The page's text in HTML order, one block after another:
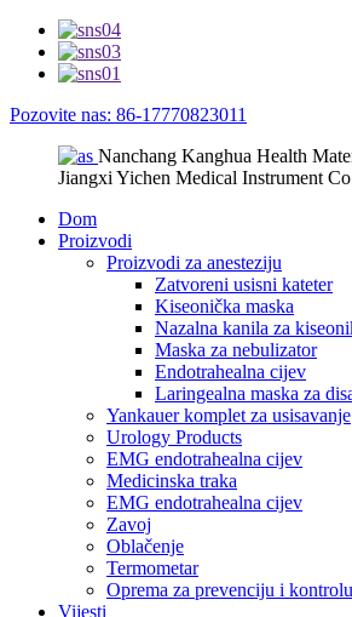
Pozovite nas: 86-17770823011
Nanchang Kanghua Health
Jiangxi Yichen Medical Instrument
Dom
Proizvodi
Proizvodi za anesteziju
Zatvoreni usisni kateter
Kiseonička maska
Nazalna kanila za
Maska za nebulizator
Endotrahealna cijev
Laringealna maska ​​za
Yankauer komplet za usisavanje
Urology Products
EMG endotrahealna cijev
Medicinska traka
EMG endotrahealna cijev
Zavoj
Oblačenje
Termometar
Oprema za prevenciju i
Vijesti